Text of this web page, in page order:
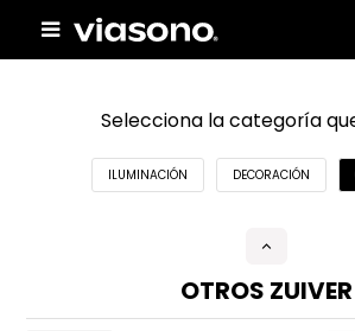

Selecciona la categoría
ILUMINACIÓN DECORACIÓN
OTROS ZUIVER